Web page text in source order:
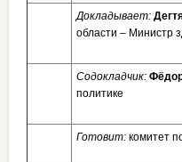
Докладывает:
области – Министр
Содокладчик:
политике
Готовит: комитет